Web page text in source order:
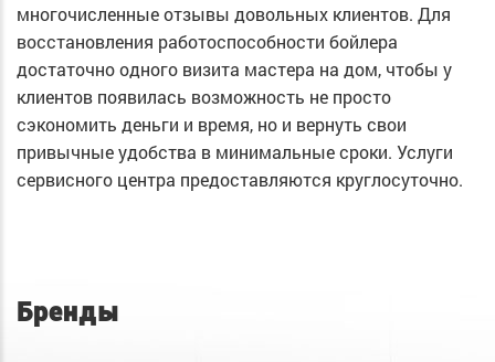
многочисленные отзывы довольных клиентов. Для
восстановления работоспособности бойлера
достаточно одного визита мастера на дом, чтобы у
клиентов появилась возможность не просто
сэкономить деньги и время, но и вернуть свои
привычные удобства в минимальные сроки. Услуги
сервисного центра предоставляются круглосуточно.
Бренды